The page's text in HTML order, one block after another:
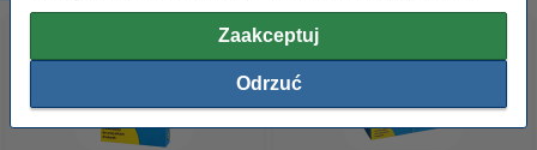
Zaakceptuj
Odrzuć